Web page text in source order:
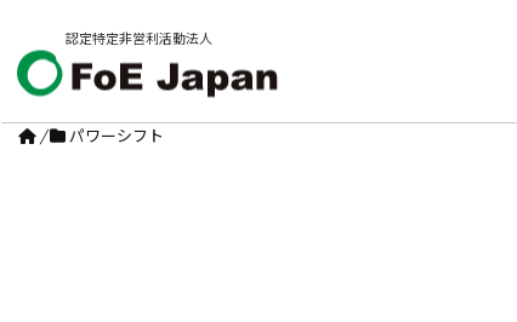
認定特定非営利活動法人
/ パワーシフト